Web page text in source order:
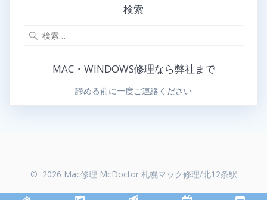
検索
MAC・WINDOWS修理なら弊社まで
諦める前に一度ご連絡ください
© 2026 Mac修理 McDoctor 札幌マック修理/北12条駅